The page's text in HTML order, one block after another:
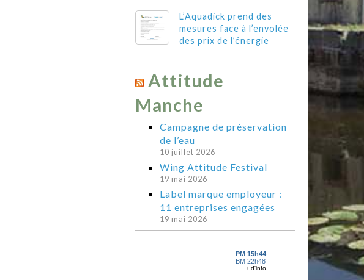
L’Aquadick prend des
mesures face à l’envolée
des prix de l’énergie
Attitude
Manche
Campagne de préservation
de l’eau
10 juillet 2026
Wing Attitude Festival
19 mai 2026
Label marque employeur :
11 entreprises engagées
19 mai 2026